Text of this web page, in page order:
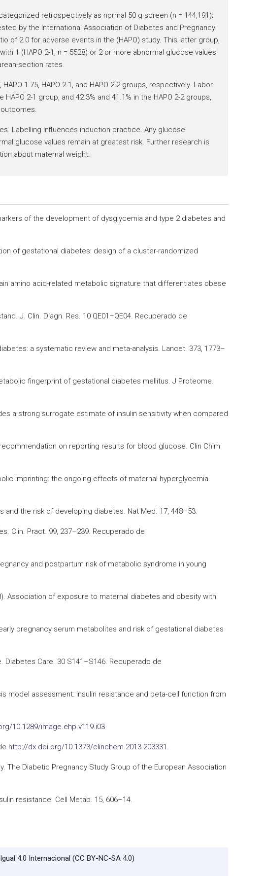
retrospectively as normal 50 g screen (n = 144,191);
by the International Association of Diabetes and Pregnancy
of 2.0 for adverse events in the (HAPO) study. This latter group,
1 (HAPO 2-1, n = 5528) or 2 or more abnormal glucose values
section rates.
1.75, HAPO 2-1, and HAPO 2-2 groups, respectively. Labor
2-1 group, and 42.3% and 41.1% in the HAPO 2-2 groups,
Labelling inﬂuences induction practice. Any glucose
glucose values remain at greatest risk. Further research is
about maternal weight.
of the development of dysglycemia and type 2 diabetes and
of gestational diabetes: design of a cluster-randomized
amino acid-related metabolic signature that differentiates obese
J. Clin. Diagn. Res. 10 QE01–QE04. Recuperado de
a systematic review and meta-analysis. Lancet. 373, 1773–
fingerprint of gestational diabetes mellitus. J Proteome.
a strong surrogate estimate of insulin sensitivity when compared
recommendation on reporting results for blood glucose. Clin Chim
imprinting: the ongoing effects of maternal hyperglycemia.
and the risk of developing diabetes. Nat Med. 17, 448–53.
Clin. Pract. 99, 237–239. Recuperado de
and postpartum risk of metabolic syndrome in young
Association of exposure to maternal diabetes and obesity with
early pregnancy serum metabolites and risk of gestational diabetes
Care. 30 S141–S146. Recuperado de
model assessment: insulin resistance and beta-cell function from
10.1289/image.ehp.v119.i03
http://dx.doi.org/10.1373/clinchem.2013.203331 .
The Diabetic Pregnancy Study Group of the European Association
resistance. Cell Metab. 15, 606–14.
4.0 Internacional (CC BY-NC-SA 4.0)